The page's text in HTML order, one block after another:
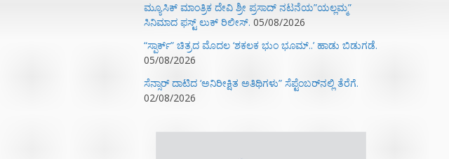
ಮ್ಯೂಸಿಕ್‌ ಮಾಂತ್ರಿಕ ದೇವಿ ಶ್ರೀ ಪ್ರಸಾದ್ ನಟನೆಯ”ಯಲ್ಲಮ್ಮ”
ಸಿನಿಮಾದ ಫಸ್ಟ್‌ ಲುಕ್‌ ರಿಲೀಸ್. 05/08/2026
“ಸ್ಪಾರ್ಕ್” ಚಿತ್ರದ ಮೊದಲ‌ ‘ಶಕಲಕ ಭುಂ‌ ಭೂಮ್..’ ಹಾಡು ಬಿಡುಗಡೆ.
05/08/2026
ಸೆನ್ಸಾರ್ ದಾಟಿದ ‘ಅನಿರೀಕ್ಷಿತ ಅತಿಥಿಗಳು” ಸೆಪ್ಟೆಂಬರ್‌ನಲ್ಲಿ ತೆರೆಗೆ.
02/08/2026